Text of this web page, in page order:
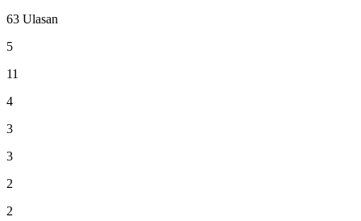
63 Ulasan
5
11
4
3
3
2
2